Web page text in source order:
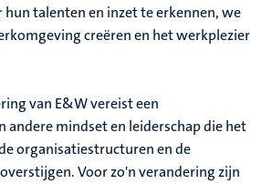
talenten en inzet te erkennen, we
creëren en het werkplezier
van E&W vereist een
andere mindset en leiderschap die het
organisatiestructuren en de
Voor zo'n verandering zijn